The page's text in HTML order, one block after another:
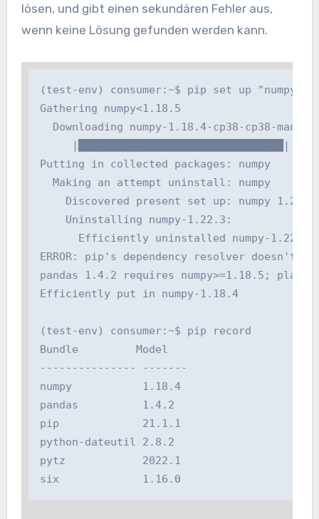
lösen, und gibt einen sekundären Fehler aus,
wenn keine Lösung gefunden werden kann.
(test-env) consumer:~$ pip set up
Gathering numpy<1.18.5
Downloading numpy-1.18.4-cp38-cp38-
|████████████████████████████████|
Putting in collected packages: numpy
  Making an attempt uninstall: numpy
    Discovered present set up: numpy 1.22.3
    Uninstalling numpy-1.22.3:
      Efficiently uninstalled numpy-1.22.3
ERROR: pip's dependency resolver
pandas 1.4.2 requires numpy>=1.18.5;
Efficiently put in numpy-1.18.4
(test-env) consumer:~$ pip record
Bundle         Model
--------------- -------
numpy           1.18.4
pandas          1.4.2
pip             21.1.1
python-dateutil 2.8.2
pytz            2022.1
six             1.16.0